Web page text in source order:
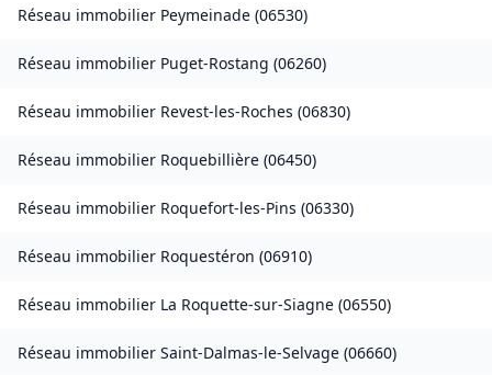
Réseau immobilier Peymeinade (06530)
Réseau immobilier Puget-Rostang (06260)
Réseau immobilier Revest-les-Roches (06830)
Réseau immobilier Roquebillière (06450)
Réseau immobilier Roquefort-les-Pins (06330)
Réseau immobilier Roquestéron (06910)
Réseau immobilier La Roquette-sur-Siagne (06550)
Réseau immobilier Saint-Dalmas-le-Selvage (06660)